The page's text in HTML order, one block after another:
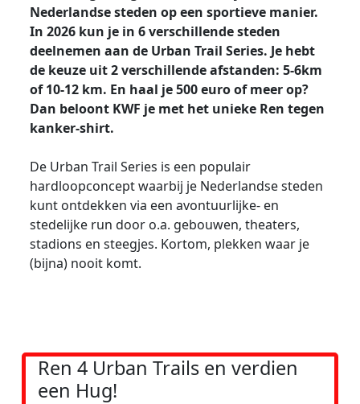
Nederlandse steden op een sportieve manier.
In 2026 kun je in 6 verschillende steden
deelnemen aan de Urban Trail Series. Je hebt
de keuze uit 2 verschillende afstanden: 5-6km
of 10-12 km. En haal je 500 euro of meer op?
Dan beloont KWF je met het unieke Ren tegen
kanker-shirt.
De Urban Trail Series is een populair
hardloopconcept waarbij je Nederlandse steden
kunt ontdekken via een avontuurlijke- en
stedelijke run door o.a. gebouwen, theaters,
stadions en steegjes. Kortom, plekken waar je
(bijna) nooit komt.
Ren 4 Urban Trails en verdien
een Hug!